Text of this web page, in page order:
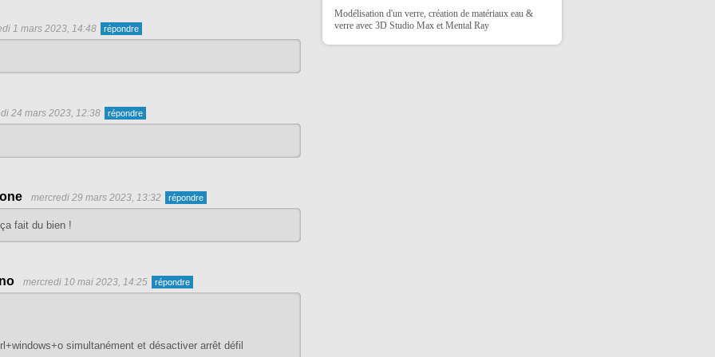
1 mars 2023, 14:48
24 mars 2023, 12:38
mercredi 29 mars 2023, 13:32
fait du bien !
mercredi 10 mai 2023, 14:25
simultanément et désactiver arrêt défil
Modélisation d'un verre, création de matériaux eau &
verre avec 3D Studio Max et Mental Ray